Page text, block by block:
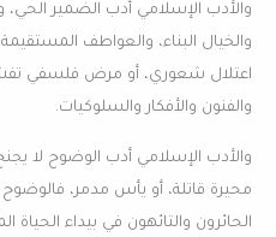
والأدب الإسلامي أدب الضمير الحي،
والخيال البناء، والعواطف
اعتلال شعوري، أو مرض فلسفي
والفنون والأفكار والسلوكيات.
والأدب الإسلامي أدب الوضوح لا
محيرة قاتلة، أو يأس مدمر،
الحائرون والتائهون في بيداء الحياة